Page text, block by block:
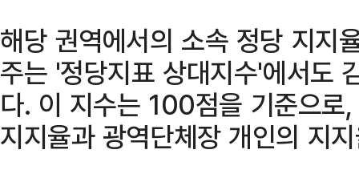
해당 권역에서의 소속 정당 지지
주는 '정당지표 상대지수'에서도
다. 이 지수는 100점을 기준으로
지지율과 광역단체장 개인의 지